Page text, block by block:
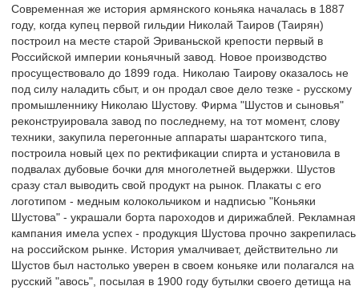
Современная же история армянского коньяка началась в 1887
году, когда купец первой гильдии Николай Таиров (Таирян)
построил на месте старой Эриваньской крепости первый в
Российской империи коньячный завод. Новое производство
просуществовало до 1899 года. Николаю Таирову оказалось не
под силу наладить сбыт, и он продал свое дело тезке - русскому
промышленнику Николаю Шустову. Фирма "Шустов и сыновья"
реконструировала завод по последнему, на тот момент, слову
техники, закупила перегонные аппараты шарантского типа,
построила новый цех по ректификации спирта и установила в
подвалах дубовые бочки для многолетней выдержки. Шустов
сразу стал выводить свой продукт на рынок. Плакаты с его
логотипом - медным колокольчиком и надписью "Коньяки
Шустова" - украшали борта пароходов и дирижаблей. Рекламная
кампания имела успех - продукция Шустова прочно закрепилась
на российском рынке. История умалчивает, действительно ли
Шустов был настолько уверен в своем коньяке или полагался на
русский "авось", посылая в 1900 году бутылки своего детища на